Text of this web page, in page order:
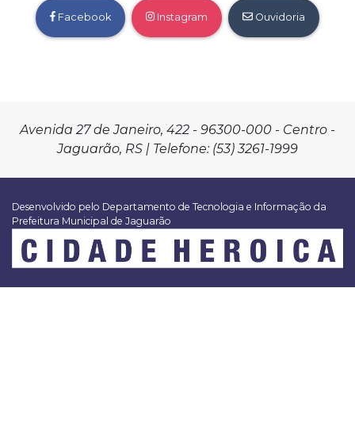
Facebook Instagram Ouvidoria
Avenida 27 de Janeiro, 422 - 96300-000 - Centro -
Jaguarão, RS | Telefone: (53) 3261-1999
Desenvolvido pelo Departamento de Tecnologia e Informação da
Prefeitura Municipal de Jaguarão